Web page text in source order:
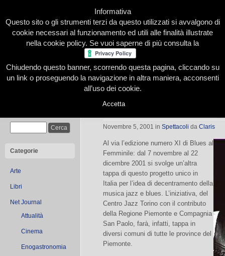
Home Presentazione Redazione Le nostre firme
Categorie
Arte
Libri
Net Journal
Attualità
Cinema
Enogastronomia
Blues al femminile
Novembre 5, 2001 in Spettacoli da Claris
Al via l’edizione numero XI di Blues al
Femminile: dal 7 novembre al 22
dicembre 2001 si svolge un’altra
tappa di questo progetto unico in
Italia per l’idea di decentramento della
musica jazz e blues. L’iniziativa, del
Centro Jazz Torino con il contributo
della Regione Piemonte e Compagnia
San Paolo, farà, infatti, tappa in
diversi comuni di tutte le province del
Piemonte.
Informativa
Questo sito o gli strumenti terzi da questo utilizzati si avvalgono di
cookie necessari al funzionamento ed utili alle finalità illustrate
nella cookie policy. Se vuoi saperne di più consulta la
Chiudendo questo banner, scorrendo questa pagina, cliccando su
un link o proseguendo la navigazione in altra maniera, acconsenti
all’uso dei cookie.
Accetta